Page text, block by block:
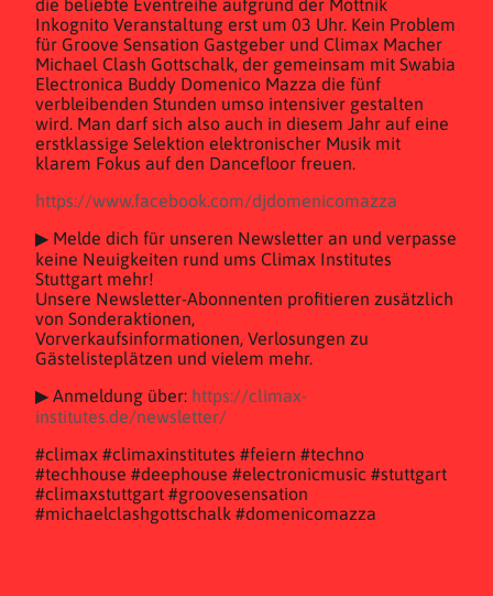
die beliebte Eventreihe aufgrund der Mottnik
Inkognito Veranstaltung erst um 03 Uhr. Kein Problem
für Groove Sensation Gastgeber und Climax Macher
Michael Clash Gottschalk, der gemeinsam mit Swabia
Electronica Buddy Domenico Mazza die fünf
verbleibenden Stunden umso intensiver gestalten
wird. Man darf sich also auch in diesem Jahr auf eine
erstklassige Selektion elektronischer Musik mit
klarem Fokus auf den Dancefloor freuen.
https://www.facebook.com/djdomenicomazza
▶ Melde dich für unseren Newsletter an und verpasse
keine Neuigkeiten rund ums Climax Institutes
Stuttgart mehr!
Unsere Newsletter-Abonnenten profitieren zusätzlich
von Sonderaktionen,
Vorverkaufsinformationen, Verlosungen zu
Gästelisteplätzen und vielem mehr.
▶ Anmeldung über: https://climax-
institutes.de/newsletter/
#climax #climaxinstitutes #feiern #techno
#techhouse #deephouse #electronicmusic #stuttgart
#climaxstuttgart #groovesensation
#michaelclashgottschalk #domenicomazza